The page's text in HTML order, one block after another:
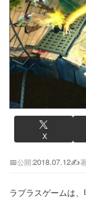
X
📅公開:2018.07.12✍️
ラプラスゲームは